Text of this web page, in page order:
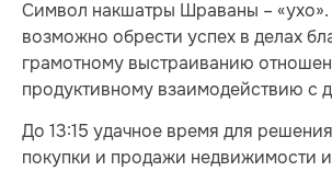
Символ накшатры Шраваны – «ухо».
возможно обрести успех в делах
грамотному выстраиванию
продуктивному взаимодействию с
До 13:15 удачное время для
покупки и продажи недвижимости